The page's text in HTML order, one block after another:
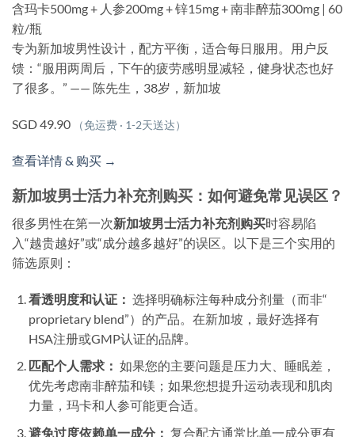
含玛卡500mg + 人参200mg + 锌15mg + 南非醉茄300mg | 60
粒/瓶
专为新加坡男性设计，配方平衡，适合每日服用。用户反
馈：“服用两周后，下午的疲劳感明显减轻，健身状态也好
了很多。” —— 陈先生，38岁，新加坡
SGD 49.90 （免运费 · 1-2天送达）
查看详情 & 购买 →
新加坡男士活力补充剂购买：如何避免常见误区？
很多男性在第一次新加坡男士活力补充剂购买时容易陷
入“越贵越好”或“成分越多越好”的误区。以下是三个实用的
筛选原则：
看透明度和认证： 选择明确标注每种成分剂量（而非“
proprietary blend”）的产品。在新加坡，最好选择有
HSA注册或GMP认证的品牌。
匹配个人需求： 如果您的主要问题是压力大、睡眠差，
优先考虑南非醉茄和镁；如果您想提升运动表现和肌肉
力量，玛卡和人参可能更合适。
避免过度依赖单一成分： 复合配方通常比单一成分更有